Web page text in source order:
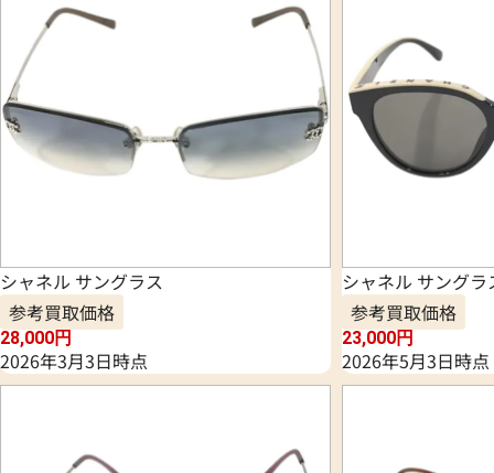
シャネル サングラス
参考買取価格
28,000円
2026年3月3日時点
シャネル サングラ
参考買取価格
23,000円
2026年5月3日時点